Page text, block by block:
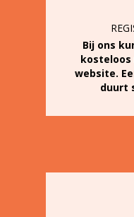
Bij ons
kosteloos
website.
duurt